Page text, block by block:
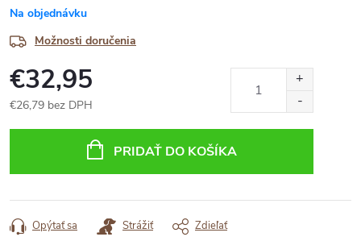
Na objednávku
Možnosti doručenia
€32,95
€26,79 bez DPH
PRIDAŤ DO KOŠÍKA
Opýtať sa Strážiť Zdieľať